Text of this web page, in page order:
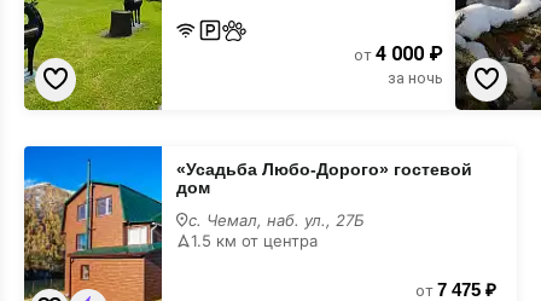
от 4 000 ₽
за ночь
«Усадьба
Любо-
Дорого»
гостевой
дом
«Усадьба Любо-Дорого» гостевой
дом
с. Чемал, наб. ул., 27Б
1.5 км от центра
от 7 475 ₽